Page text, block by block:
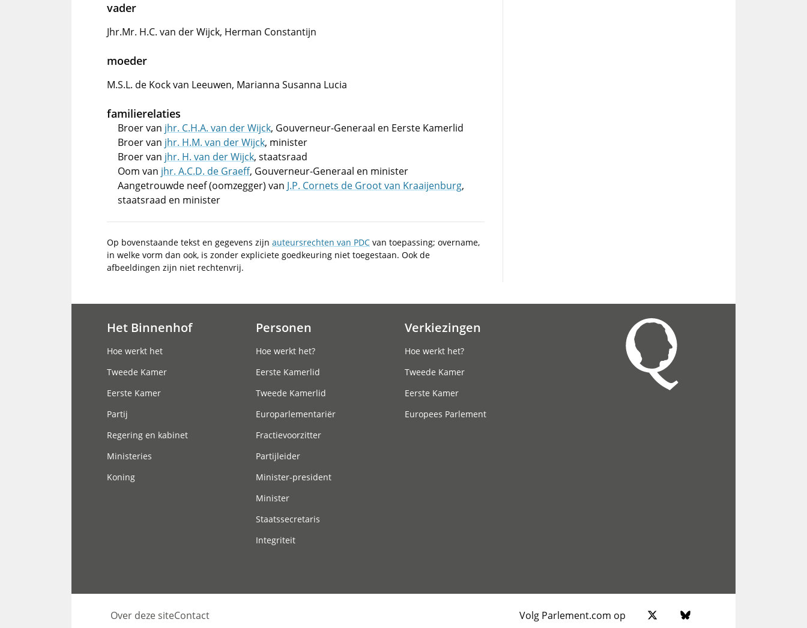
vader
Jhr.Mr. H.C. van der Wijck, Herman Constantijn
moeder
M.S.L. de Kock van Leeuwen, Marianna Susanna Lucia
familierelaties
Broer van jhr. C.H.A. van der Wijck, Gouverneur-Generaal en Eerste Kamerlid
Broer van jhr. H.M. van der Wijck, minister
Broer van jhr. H. van der Wijck, staatsraad
Oom van jhr. A.C.D. de Graeff, Gouverneur-Generaal en minister
Aangetrouwde neef (oomzegger) van J.P. Cornets de Groot van Kraaijenburg,
staatsraad en minister
Op bovenstaande tekst en gegevens zijn auteursrechten van PDC van toepassing; overname,
in welke vorm dan ook, is zonder expliciete goedkeuring niet toegestaan. Ook de
afbeeldingen zijn niet rechtenvrij.
Het Binnenhof
Hoe werkt het
Tweede Kamer
Eerste Kamer
Partij
Regering en kabinet
Ministeries
Koning
Personen
Hoe werkt het?
Eerste Kamerlid
Tweede Kamerlid
Europarlementariër
Fractievoorzitter
Partijleider
Minister-president
Minister
Staatssecretaris
Integriteit
Verkiezingen
Hoe werkt het?
Tweede Kamer
Eerste Kamer
Europees Parlement
Over deze siteContact Volg Parlement.com op